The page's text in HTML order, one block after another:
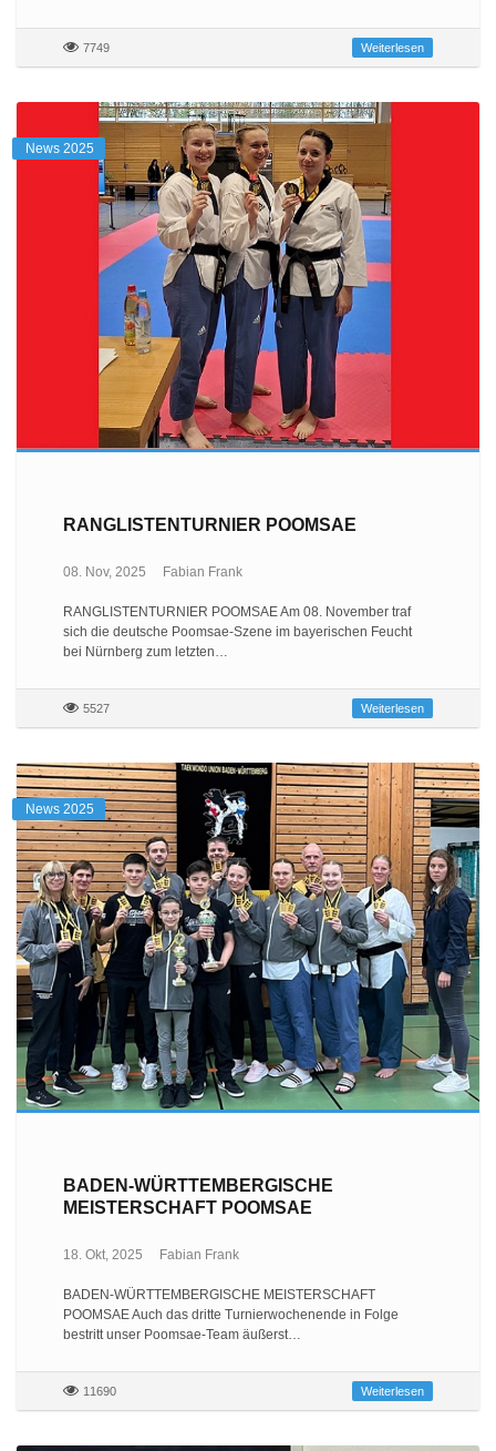
7749 Weiterlesen
News 2025
RANGLISTENTURNIER POOMSAE
08. Nov, 2025 Fabian Frank
RANGLISTENTURNIER POOMSAE Am 08. November traf
sich die deutsche Poomsae-Szene im bayerischen Feucht
bei Nürnberg zum letzten…
5527 Weiterlesen
News 2025
BADEN-WÜRTTEMBERGISCHE
MEISTERSCHAFT POOMSAE
18. Okt, 2025 Fabian Frank
BADEN-WÜRTTEMBERGISCHE MEISTERSCHAFT
POOMSAE Auch das dritte Turnierwochenende in Folge
bestritt unser Poomsae-Team äußerst…
11690 Weiterlesen